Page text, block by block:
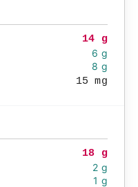
14 g
6 g
8 g
15 mg
18 g
2 g
1 g